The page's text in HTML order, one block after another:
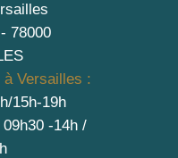
78000
Versailles :
15h-19h
-14h /